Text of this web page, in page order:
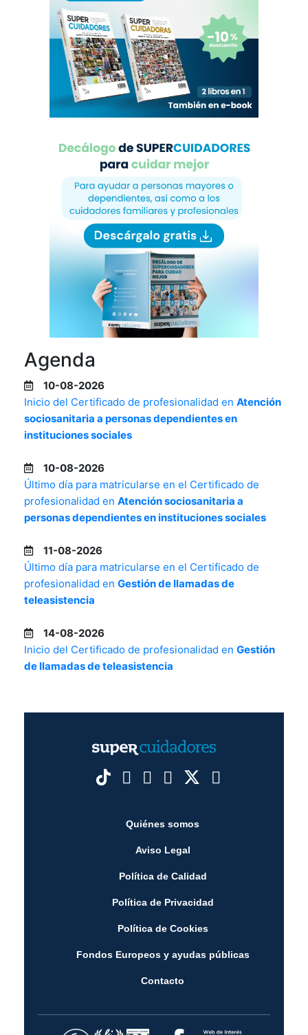
Agenda
10-08-2026
Inicio del Certificado de profesionalidad en Atención
sociosanitaria a personas dependientes en
instituciones sociales
10-08-2026
Último día para matricularse en el Certificado de
profesionalidad en Atención sociosanitaria a
personas dependientes en instituciones sociales
11-08-2026
Último día para matricularse en el Certificado de
profesionalidad en Gestión de llamadas de
teleasistencia
14-08-2026
Inicio del Certificado de profesionalidad en Gestión
de llamadas de teleasistencia
Quiénes somos
Aviso Legal
Política de Calidad
Política de Privacidad
Política de Cookies
Fondos Europeos y ayudas públicas
Contacto